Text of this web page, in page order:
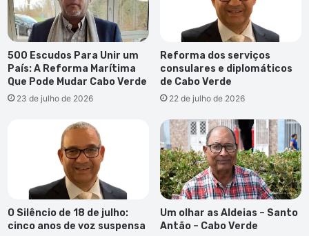
500 Escudos Para Unir um
País: A Reforma Marítima
Que Pode Mudar Cabo Verde
23 de julho de 2026
Reforma dos serviços
consulares e diplomáticos
de Cabo Verde
22 de julho de 2026
O Silêncio de 18 de julho:
cinco anos de voz suspensa
Um olhar as Aldeias – Santo
Antão – Cabo Verde